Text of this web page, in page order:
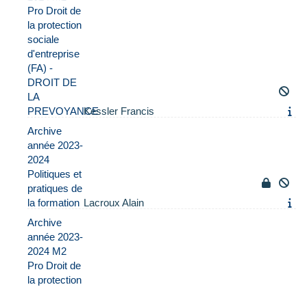
Pro Droit de
la protection
sociale
d'entreprise
(FA) -
DROIT DE
LA
PREVOYANCEKessler Francis
Archive
année 2023-
2024
Politiques et
pratiques de
la formation Lacroux Alain
Archive
année 2023-
2024 M2
Pro Droit de
la protection